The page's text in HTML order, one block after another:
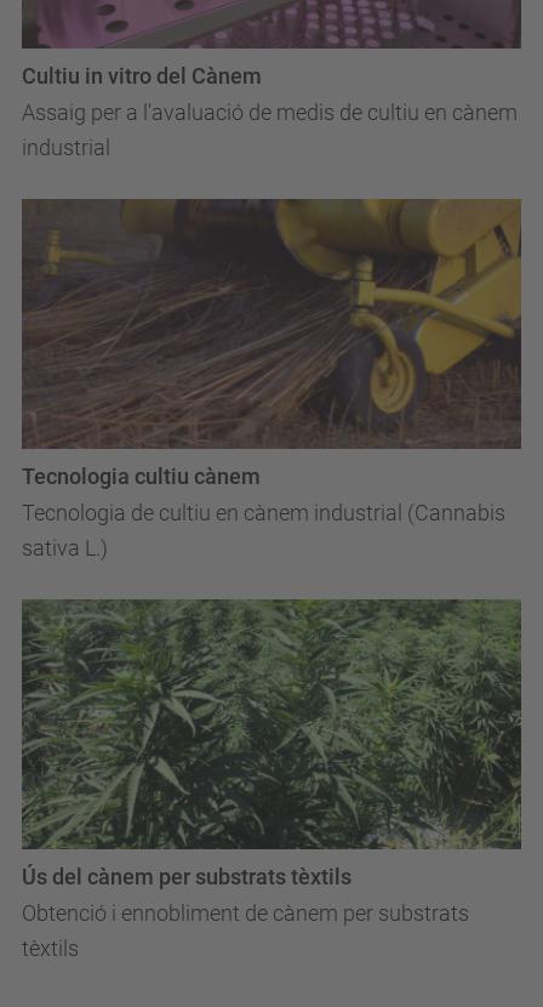
Assaig per a l'avaluació de medis de cultiu en cànem
industrial
Cultiu in vitro del Cànem
Tecnologia de cultiu en cànem industrial (Cannabis
sativa L.)
Tecnologia cultiu cànem
Obtenció i ennobliment de cànem per substrats
tèxtils
Ús del cànem per substrats tèxtils